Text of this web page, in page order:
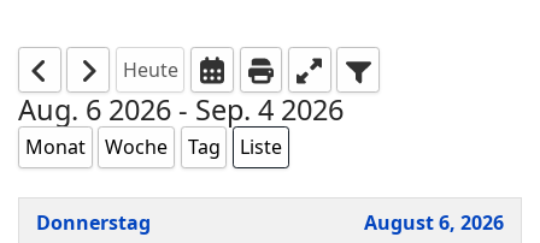
Heute
Aug. 6 2026 - Sep. 4 2026
Monat Woche Tag Liste
Donnerstag
August 6, 2026